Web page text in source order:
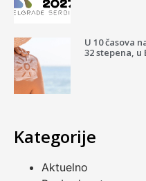
U 10 časova
32 stepena, u
Kategorije
Aktuelno